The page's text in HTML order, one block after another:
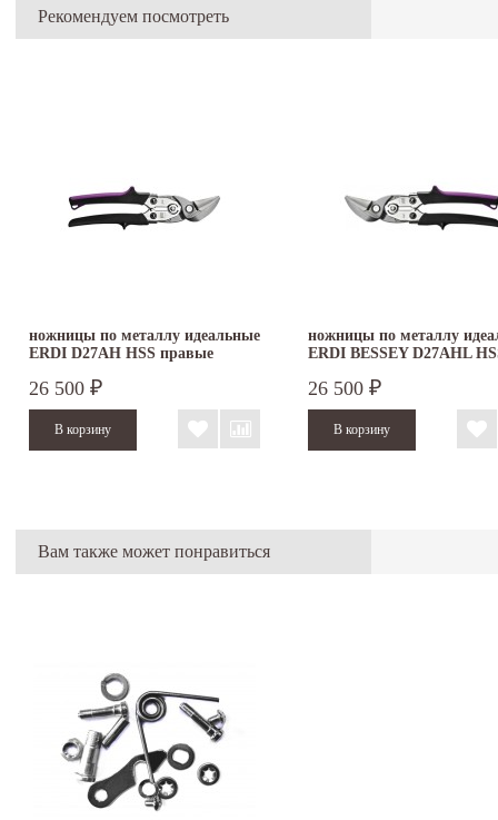
Рекомендуем посмотреть
ножницы по металлу идеальные
ERDI D27AH HSS правые
26 500 ₽
ножницы по металлу
ERDI BESSEY D27AHL
26 500 ₽
Вам также может понравиться